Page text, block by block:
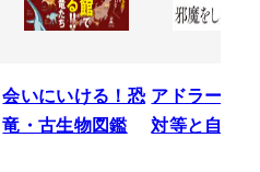
会いにいける！恐
竜・古生物図鑑
アドラーの
対等と自立